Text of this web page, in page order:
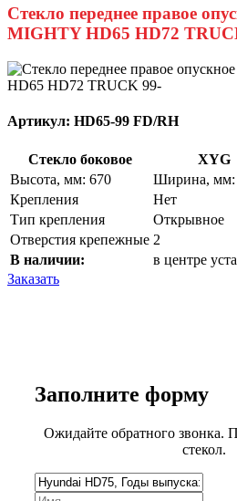
Стекло переднее правое
MIGHTY HD65 HD72
Артикул: HD65-99 FD/RH
Стекло боковое
XYG
Высота, мм: 670
Ширина, мм:
Крепления
Нет
Тип крепления
Открывное
Отверстия крепежные 2
В наличии:
в центре
Заказать
Заполните форму
Ожидайте обратного звонка.
стекол.